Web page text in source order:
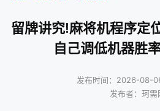
留牌讲究!麻将机程序定
自己调低机器胜
发布时间：2026-08-
发布者：珂需